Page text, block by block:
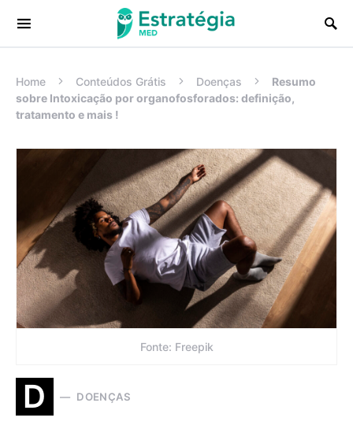
Procurar:
Home Conteúdos Grátis Doenças
Resumo
sobre Intoxicação por organofosforados: definição,
tratamento e mais !
Fonte: Freepik
D DOENÇAS